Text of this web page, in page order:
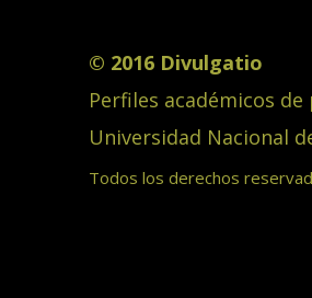
© 2016 Divulgatio
Perfiles académicos
Universidad Nacional
Todos los derechos